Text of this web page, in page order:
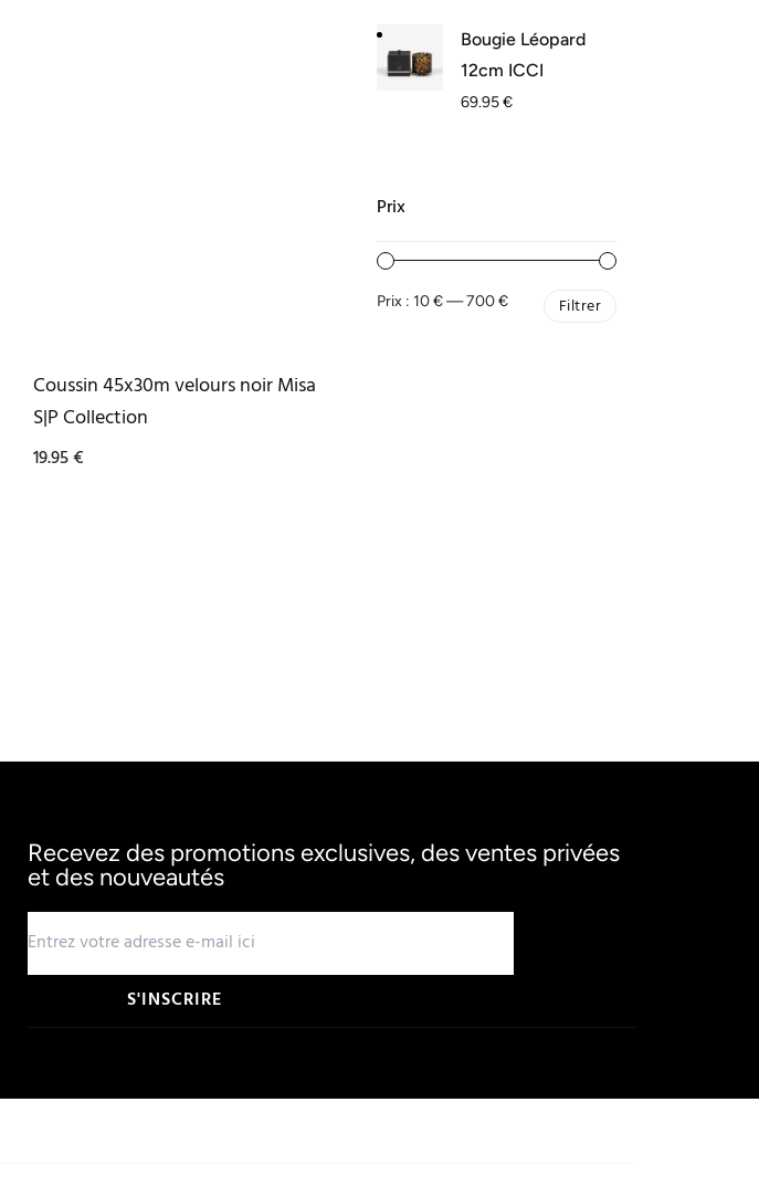
Coussin 45x30m velours noir Misa
S|P Collection
19.95€
Bougie Léopard
12cm ICCI
69.95€
Prix
Filtrer
Prix : 10 €—700 €
Recevez des promotions exclusives, des ventes privées
et des nouveautés
S'INSCRIRE